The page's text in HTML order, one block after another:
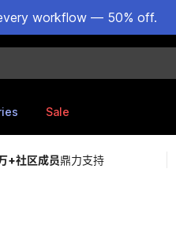
workflow — 50% off.
Sale
+社区成员鼎力支持